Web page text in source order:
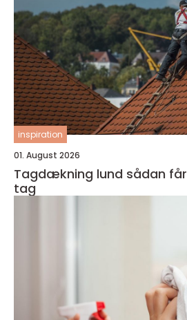
inspiration
01. August 2026
Tagdækning lund sådan får du et holdbart
tag